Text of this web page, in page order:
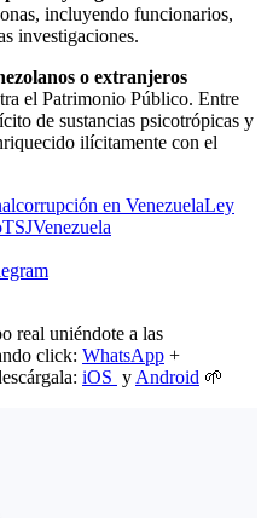
incluyendo funcionarios,
investigaciones.
o extranjeros
el Patrimonio Público. Entre
de sustancias psicotrópicas y
ilícitamente con el
corrupción en VenezuelaLey
TSJVenezuela
real uniéndote a las
click: WhatsApp +
iOS y Android 🌱